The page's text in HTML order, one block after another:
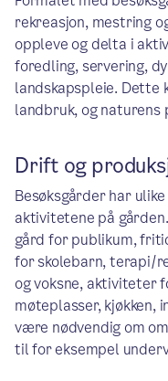
rekreasjon, mestring
oppleve og delta i
foredling, servering,
landskapspleie. Dette
landbruk, og naturens
Drift og
Besøksgårder har
aktivitetene på
gård for publikum,
for skolebarn, terapi/
og voksne, aktiviteter
møteplasser, kjøkken,
være nødvendig om
til for eksempel